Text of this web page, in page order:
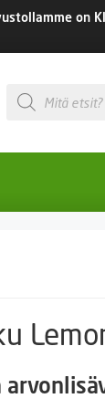
on
Products
search